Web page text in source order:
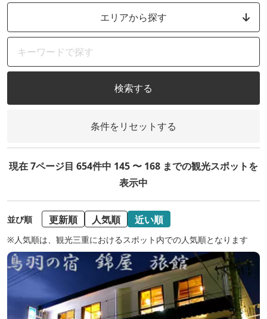
エリアから探す
検索する
条件をリセットする
現在 7ページ目 654件中 145 〜 168 までの観光スポットを
表示中
並び順 更新順 人気順 近い順
※人気順は、観光三重におけるスポット内での人気順となります